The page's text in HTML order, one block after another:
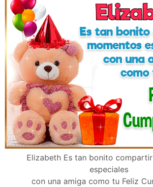
Elizabeth Es tan bonito
especiales
con una amiga como tu Feliz